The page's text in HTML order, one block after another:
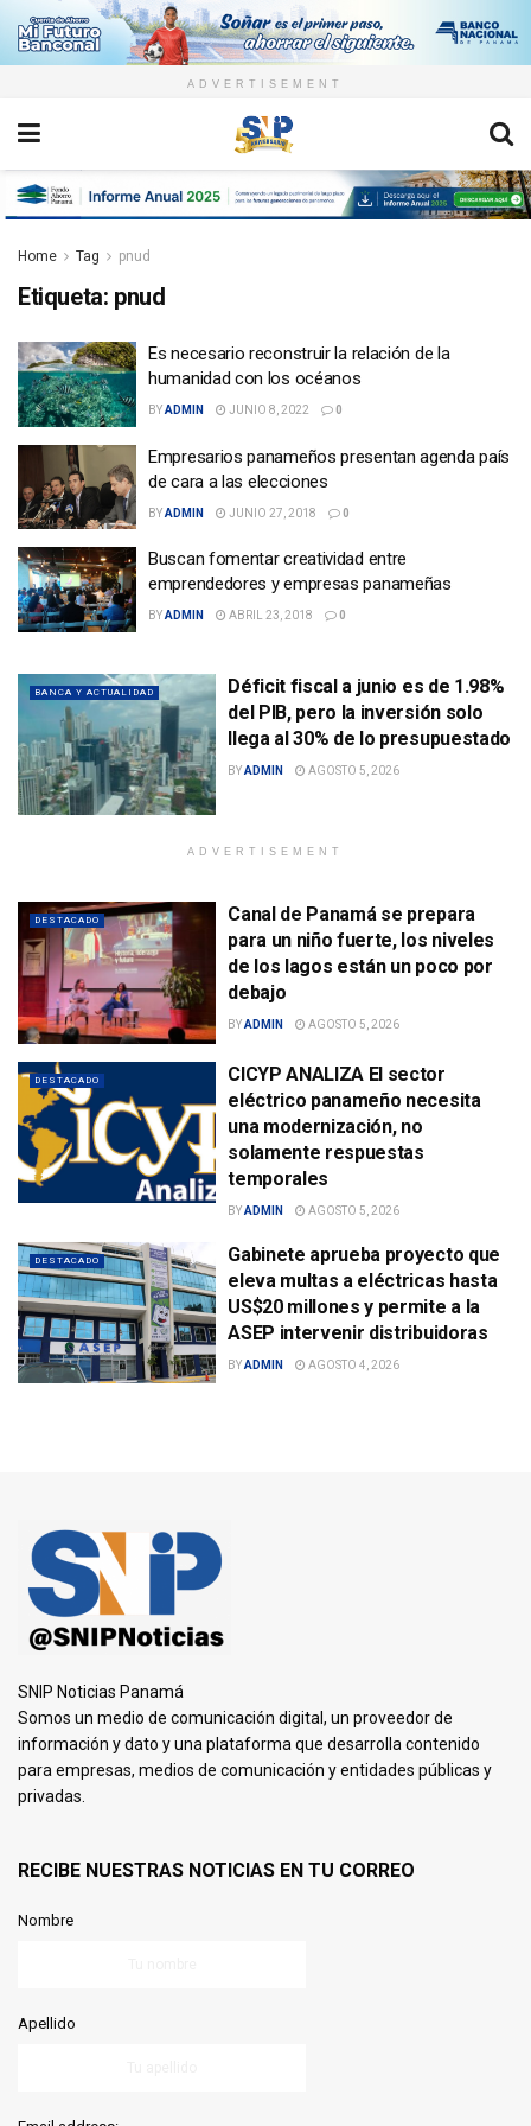
ADVERTISEMENT
Home Tag pnud
Etiqueta: pnud
Es necesario reconstruir la relación de la
humanidad con los océanos
BYADMIN JUNIO 8, 2022 0
Empresarios panameños presentan agenda país
de cara a las elecciones
BYADMIN JUNIO 27, 2018 0
Buscan fomentar creatividad entre
emprendedores y empresas panameñas
BYADMIN ABRIL 23, 2018 0
BANCA Y ACTUALIDAD
Déficit fiscal a junio es de 1.98%
del PIB, pero la inversión solo
llega al 30% de lo presupuestado
BYADMIN AGOSTO 5, 2026
ADVERTISEMENT
DESTACADO
Canal de Panamá se prepara
para un niño fuerte, los niveles
de los lagos están un poco por
debajo
BYADMIN AGOSTO 5, 2026
DESTACADO
CICYP ANALIZA El sector
eléctrico panameño necesita
una modernización, no
solamente respuestas
temporales
BYADMIN AGOSTO 5, 2026
DESTACADO
Gabinete aprueba proyecto que
eleva multas a eléctricas hasta
US$20 millones y permite a la
ASEP intervenir distribuidoras
BYADMIN AGOSTO 4, 2026
SNIP Noticias Panamá
Somos un medio de comunicación digital, un proveedor de
información y dato y una plataforma que desarrolla contenido
para empresas, medios de comunicación y entidades públicas y
privadas.
RECIBE NUESTRAS NOTICIAS EN TU CORREO
Nombre
Apellido